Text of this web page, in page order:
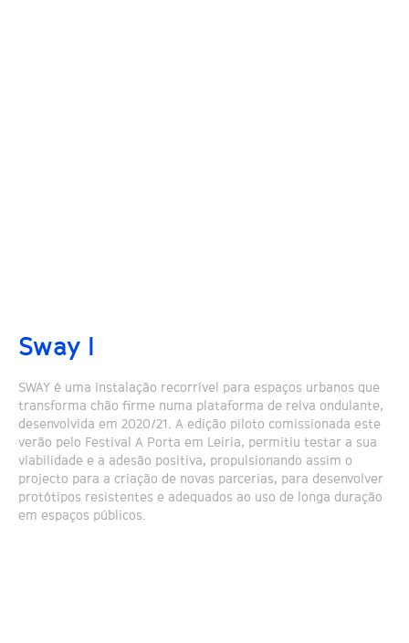
Sway I
SWAY é uma instalação recorrível para espaços urbanos que
transforma chão firme numa plataforma de relva ondulante,
desenvolvida em 2020/21. A edição piloto comissionada este
verão pelo Festival A Porta em Leiria, permitiu testar a sua
viabilidade e a adesão positiva, propulsionando assim o
projecto para a criação de novas parcerias, para desenvolver
protótipos resistentes e adequados ao uso de longa duração
em espaços públicos.